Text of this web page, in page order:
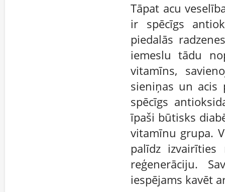
Tāpat acu
ir spēcīgs
piedalās
iemeslu tādu
vitamīns,
sieniņas un acis
spēcīgs
īpaši būtisks
vitamīnu grupa.
palīdz
reģenerāciju.
iespējams kavēt